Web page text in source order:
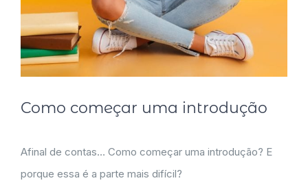
Como começar uma introdução
Afinal de contas… Como começar uma introdução? E
porque essa é a parte mais difícil?